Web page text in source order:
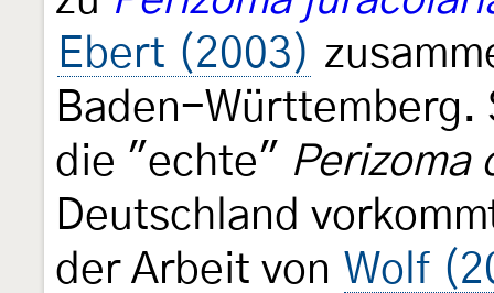
Ebert (2003)
Baden-Württemberg.
die "echte" Perizoma
Deutschland
der Arbeit von Wolf